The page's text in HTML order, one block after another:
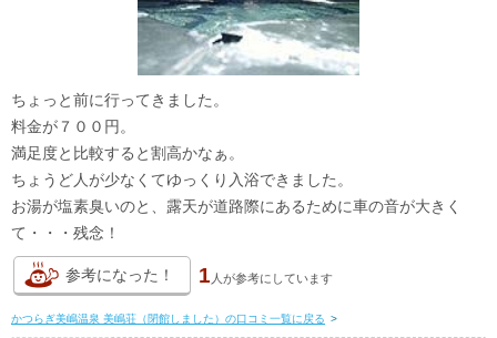
ちょっと前に行ってきました。
料金が７００円。
満足度と比較すると割高かなぁ。
ちょうど人が少なくてゆっくり入浴できました。
お湯が塩素臭いのと、露天が道路際にあるために車の音が大きく
て・・・残念！
参考になった！ 1 人が参考にしています
かつらぎ美嶋温泉 美嶋荘（閉館しました）の口コミ一覧に戻る >